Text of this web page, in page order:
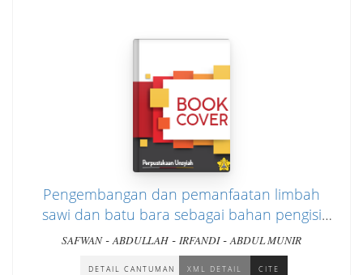
Pengembangan dan pemanfaatan limbah
sawi dan batu bara sebagai bahan pengisi
beton ringan busa untuk bahan konstruksi
bangunan gedung
SAFWAN- ABDULLAH - IRFANDI- ABDUL MUNIR
DETAIL CANTUMAN XML DETAIL CITE